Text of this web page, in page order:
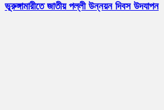
ভূরুঙ্গামারীতে জাতীয় পল্লী উন্নয়ন দিবস উদযাপন